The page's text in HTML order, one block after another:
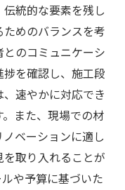
統的な要素を残し
めのバランスを考
のコミュニケーシ
を確認し、施工段
速やかに対応でき
また、現場での材
ベーションに適し
取り入れることが
や予算に基づいた